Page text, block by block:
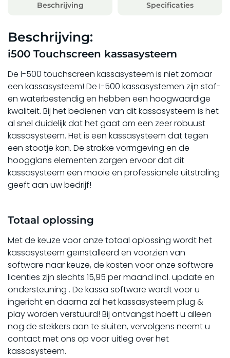
Beschrijving Specificaties
Beschrijving:
i500 Touchscreen kassasysteem
De I-500 touchscreen kassasysteem is niet zomaar
een kassasysteem! De I-500 kassasystemen zijn stof-
en waterbestendig en hebben een hoogwaardige
kwaliteit. Bij het bedienen van dit kassasysteem is het
al snel duidelijk dat het gaat om een zeer robuust
kassasysteem. Het is een kassasysteem dat tegen
een stootje kan. De strakke vormgeving en de
hoogglans elementen zorgen ervoor dat dit
kassasysteem een mooie en professionele uitstraling
geeft aan uw bedrijf!
Totaal oplossing
Met de keuze voor onze totaal oplossing wordt het
kassasysteem geïnstalleerd en voorzien van
software naar keuze, de kosten voor onze software
licenties zijn slechts 15,95 per maand incl. update en
ondersteuning . De kassa software wordt voor u
ingericht en daarna zal het kassasysteem plug &
play worden verstuurd! Bij ontvangst hoeft u alleen
nog de stekkers aan te sluiten, vervolgens neemt u
contact met ons op voor uitleg over het
kassasysteem.